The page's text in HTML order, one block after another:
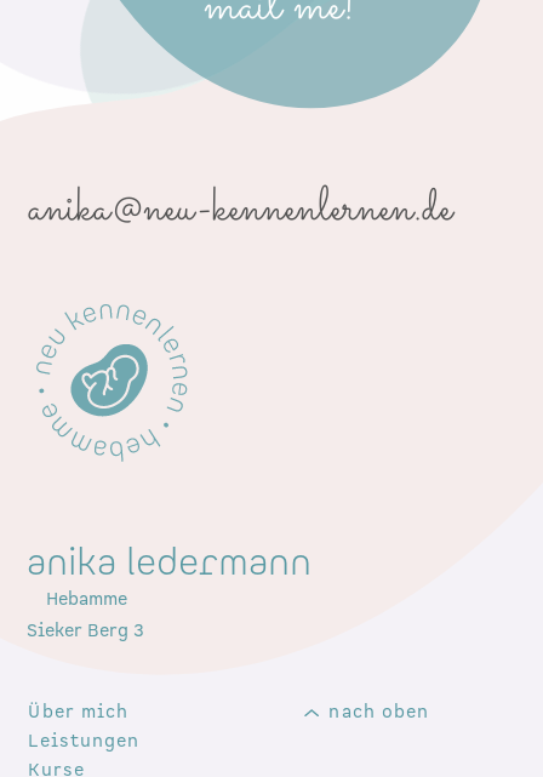
anika@neu-kennenlernen.de
anika ledermann
Hebamme
Sieker Berg 3
Über mich
Leistungen
Kurse
nach oben